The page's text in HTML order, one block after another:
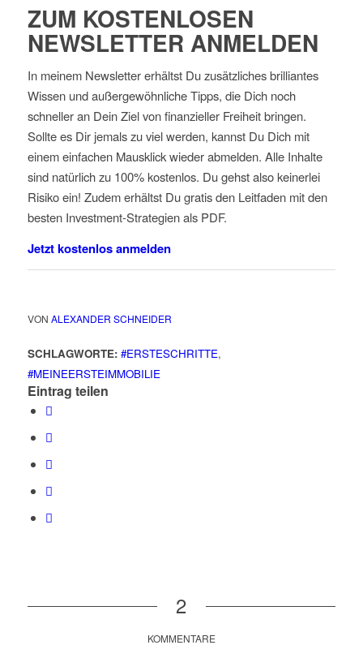
ZUM KOSTENLOSEN
NEWSLETTER ANMELDEN
In meinem Newsletter erhältst Du zusätzliches brilliantes
Wissen und außergewöhnliche Tipps, die Dich noch
schneller an Dein Ziel von finanzieller Freiheit bringen.
Sollte es Dir jemals zu viel werden, kannst Du Dich mit
einem einfachen Mausklick wieder abmelden. Alle Inhalte
sind natürlich zu 100% kostenlos. Du gehst also keinerlei
Risiko ein! Zudem erhältst Du gratis den Leitfaden mit den
besten Investment-Strategien als PDF.
Jetzt kostenlos anmelden
VON ALEXANDER SCHNEIDER
SCHLAGWORTE: #ERSTESCHRITTE,
#MEINEERSTEIMMOBILIE
Eintrag teilen
2
KOMMENTARE